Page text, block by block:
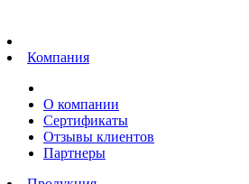
Компания
О компании
Сертификаты
Отзывы клиентов
Партнеры